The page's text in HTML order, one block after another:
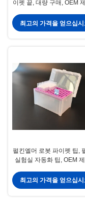
이펫 끝, 대량 구매, OEM
최고의 가격을 얻으십
펄킨엘머 로봇 파이펫 팁,
실험실 자동화 팁, OEM
최고의 가격을 얻으십